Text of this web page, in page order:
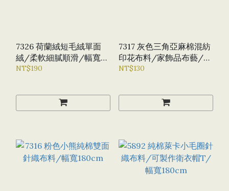
7326 荷蘭絨短毛絨單面
絨/柔軟細膩順滑/幅寬
160CM
NT$190
7317 灰色三角亞麻棉混紡
印花布料/家飾品布藝/幅
寬150CM
NT$130